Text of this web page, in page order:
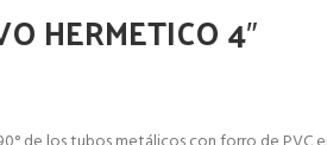
HERMETICO 4″